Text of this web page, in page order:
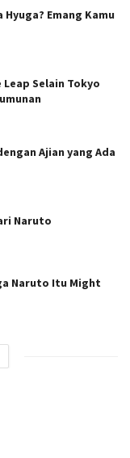
Emang Kamu
Selain Tokyo
Ajian yang Ada
Naruto
Naruto Itu Might